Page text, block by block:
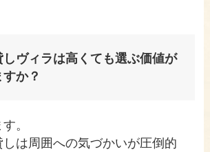
しヴィラは高くても選ぶ価値が
か？
。
しは周囲への気づかいが圧倒的